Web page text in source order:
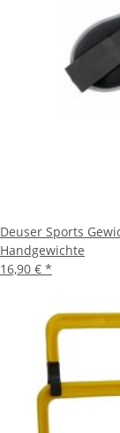
Deuser Sports
Handgewichte
16,90 € *